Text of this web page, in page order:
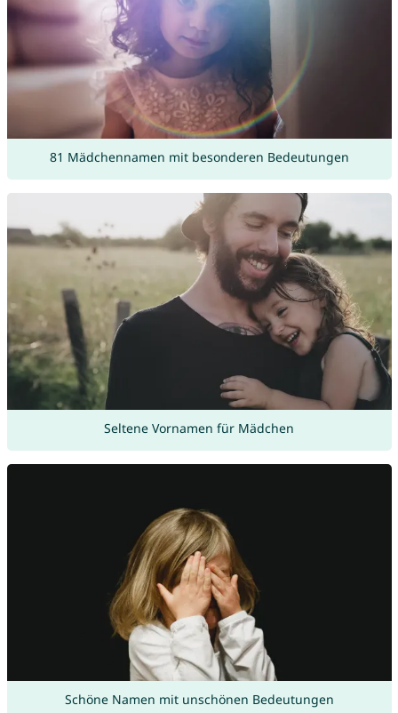
81 Mädchennamen mit besonderen Bedeutungen
Seltene Vornamen für Mädchen
Schöne Namen mit unschönen Bedeutungen